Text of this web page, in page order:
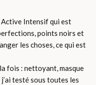
Intensif qui est
points noirs et
les choses, ce qui est
fois : nettoyant, masque
testé sous toutes les